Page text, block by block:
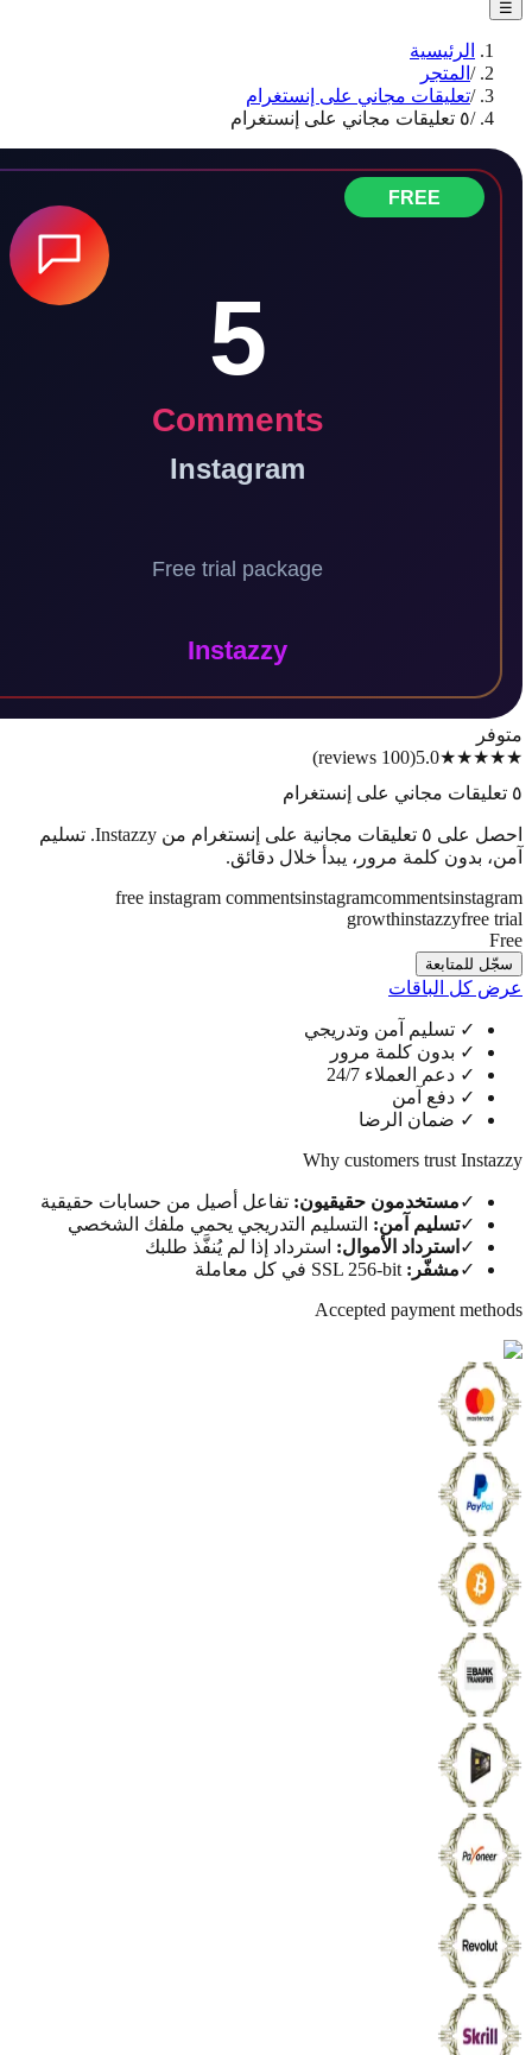
الرئيسية
المتجر
تعليقات مجاني على إنستغرام
5.0
(
100
reviews
)
احصل على ٥ تعليقات مجانية على إنستغرام من Instazzy. تسليم
كلمة مرور، يبدأ خلال دقائق.
free instagram commentsinstagramcomments
growthinstazzy
الباقات
تسليم آمن وتدريجي
بدون كلمة مرور
دعم العملاء 24/7
دفع آمن
ضمان الرضا
Why customers trust
مستخدمون حقيقيون: تفاعل أصيل من حسابات حقيقية
تسليم آمن: التسليم التدريجي يحمي ملفك الشخصي
استرداد الأموال: استرداد إذا لم يُنفَّذ طلبك
مشفّر: SSL 256-bit في كل معاملة
Accepted payment